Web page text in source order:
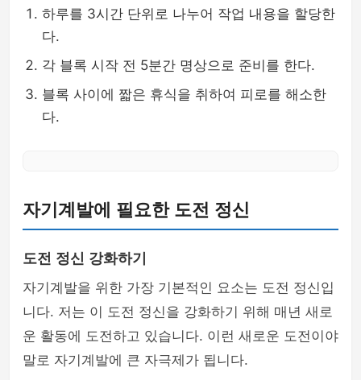
하루를 3시간 단위로 나누어 작업 내용을 할당한
다.
각 블록 시작 전 5분간 명상으로 준비를 한다.
블록 사이에 짧은 휴식을 취하여 피로를 해소한
다.
자기계발에 필요한 도전 정신
도전 정신 강화하기
자기계발을 위한 가장 기본적인 요소는 도전 정신입
니다. 저는 이 도전 정신을 강화하기 위해 매년 새로
운 활동에 도전하고 있습니다. 이런 새로운 도전이야
말로 자기계발에 큰 자극제가 됩니다.